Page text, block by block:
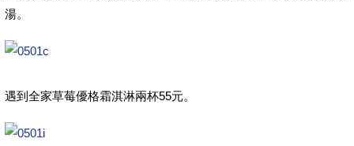
湯。
遇到全家草莓優格霜淇淋兩杯55元。